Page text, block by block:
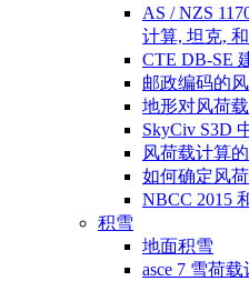
AS / NZS
计算, 坦克,
CTE DB-SE
邮政编码的
地形对风荷
SkyCiv S3D
风荷载计算
如何确定风
NBCC 2015
积雪
地面积雪
asce 7 雪荷